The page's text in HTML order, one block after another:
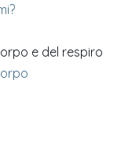
e del respiro